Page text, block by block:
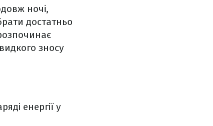
ночі,
достатньо
зносу
енергії у